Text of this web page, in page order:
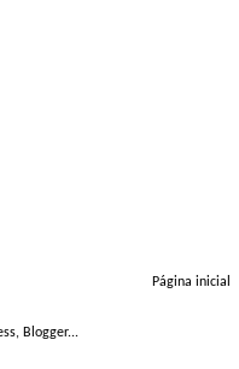
Página inicial